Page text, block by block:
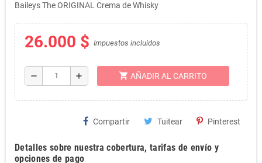
Baileys The ORIGINAL Crema de Whisky
26.000 $ Impuestos incluidos
remove add shopping_cart AÑADIR AL CARRITO
Compartir Tuitear Pinterest
Detalles sobre nuestra cobertura, tarifas de envío y
opciones de pago